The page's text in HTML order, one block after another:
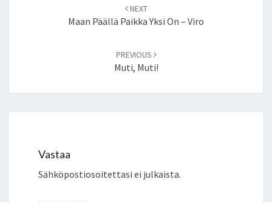
!
navigation
NEXT
Maan Päällä Paikka Yksi On – Viro
PREVIOUS
Muti, Muti!
Vastaa
Sähköpostiosoitettasi ei julkaista.